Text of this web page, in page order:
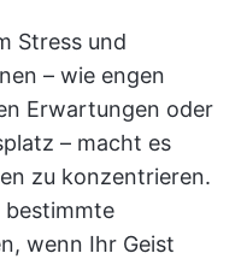
Stress und
– wie engen
Erwartungen oder
– macht es
zu konzentrieren.
bestimmte
wenn Ihr Geist